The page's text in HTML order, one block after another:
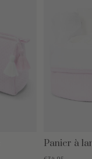
Panier à